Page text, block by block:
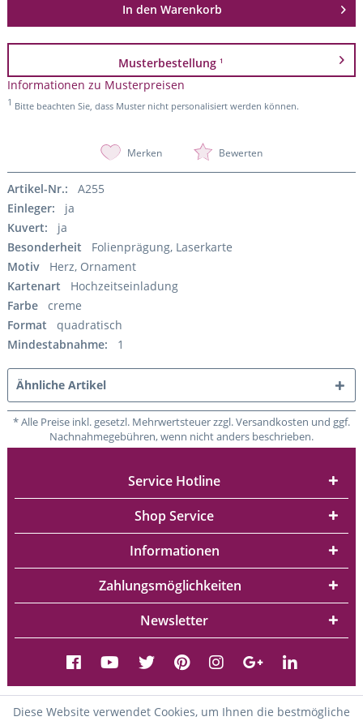
In den Warenkorb
Musterbestellung 1
Informationen zu Musterpreisen
1 Bitte beachten Sie, dass Muster nicht personalisiert werden können.
Merken Bewerten
Artikel-Nr.:
A255
Einleger:
ja
Kuvert:
ja
Besonderheit
Folienprägung, Laserkarte
Motiv
Herz, Ornament
Kartenart
Hochzeitseinladung
Farbe
creme
Format
quadratisch
Mindestabnahme:
1
Ähnliche Artikel
* Alle Preise inkl. gesetzl. Mehrwertsteuer zzgl. Versandkosten und ggf.
Nachnahmegebühren, wenn nicht anders beschrieben.
Service Hotline
Shop Service
Informationen
Zahlungsmöglichkeiten
Newsletter
Diese Website verwendet Cookies, um Ihnen die bestmögliche